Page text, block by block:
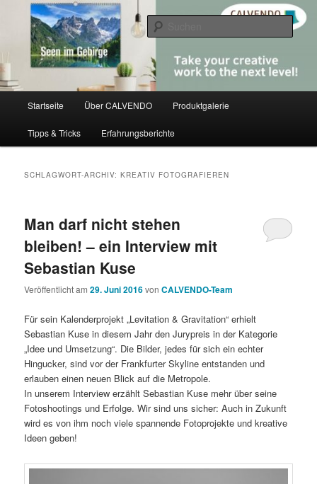
primären
springen
sekundären
springenCALVENDO
share creativity
Startseite Über CALVENDO Produktgalerie
Tipps & Tricks Erfahrungsberichte
SCHLAGWORT-ARCHIV:KREATIV FOTOGRAFIEREN
Man darf nicht stehen
bleiben! – ein Interview mit
Sebastian Kuse
Veröffentlicht am29. Juni 2016vonCALVENDO-Team
Für sein Kalenderprojekt „Levitation & Gravitation“ erhielt
Sebastian Kuse in diesem Jahr den Jurypreis in der Kategorie
„Idee und Umsetzung“. Die Bilder, jedes für sich ein echter
Hingucker, sind vor der Frankfurter Skyline entstanden und
erlauben einen neuen Blick auf die Metropole.
In unserem Interview erzählt Sebastian Kuse mehr über seine
Fotoshootings und Erfolge. Wir sind uns sicher: Auch in Zukunft
wird es von ihm noch viele spannende Fotoprojekte und kreative
Ideen geben!